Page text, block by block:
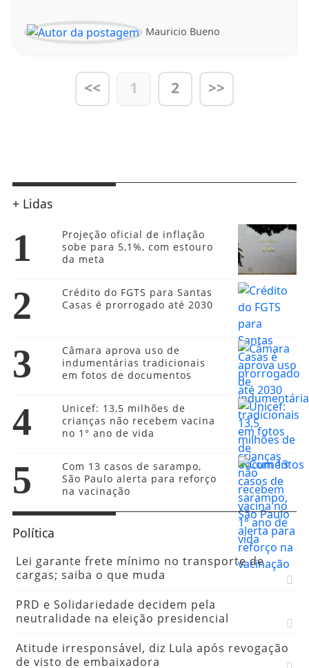
Mauricio Bueno
<< 1 2 >>
+ Lidas
1
Projeção oficial de inflação
sobe para 5,1%, com estouro
da meta
2
Crédito do FGTS para Santas
Casas é prorrogado até 2030
3
Câmara aprova uso de
indumentárias tradicionais
em fotos de documentos
4
Unicef: 13,5 milhões de
crianças não recebem vacina
no 1° ano de vida
5
Com 13 casos de sarampo,
São Paulo alerta para reforço
na vacinação
Política
Lei garante frete mínimo no transporte de
cargas; saiba o que muda
PRD e Solidariedade decidem pela
neutralidade na eleição presidencial
Atitude irresponsável, diz Lula após revogação
de visto de embaixadora